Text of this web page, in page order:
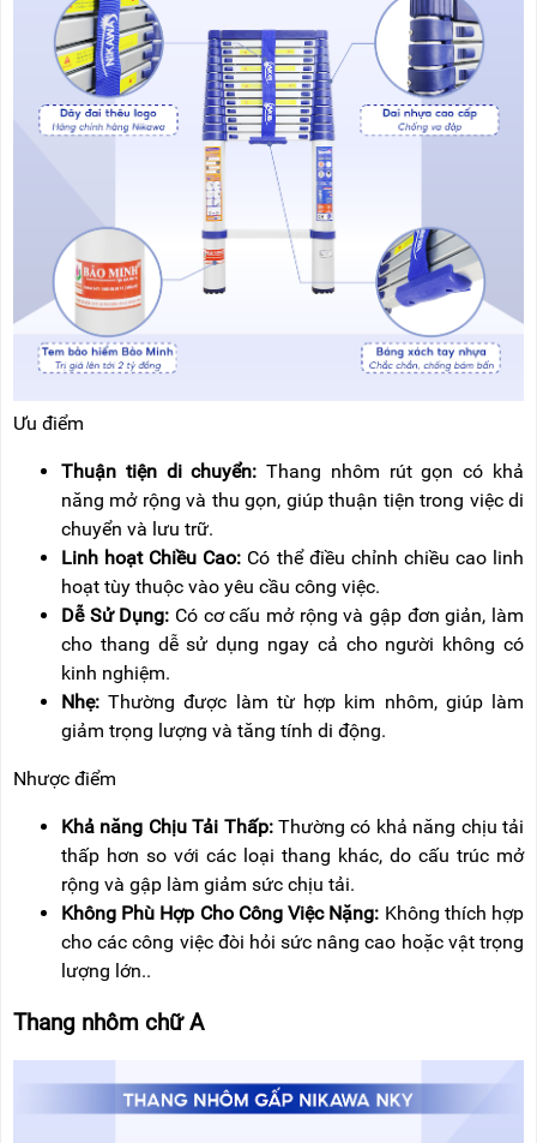
Ưu điểm
Thuận tiện di chuyển:Thang nhôm rút gọn có khả
năng mở rộng và thu gọn, giúp thuận tiện trong việc di
chuyển và lưu trữ.
Linh hoạt Chiều Cao: Có thể điều chỉnh chiều cao linh
hoạt tùy thuộc vào yêu cầu công việc.
Dễ Sử Dụng: Có cơ cấu mở rộng và gập đơn giản, làm
cho thang dễ sử dụng ngay cả cho người không có
kinh nghiệm.
Nhẹ:Thường được làm từ hợp kim nhôm, giúp làm
giảm trọng lượng và tăng tính di động.
Nhược điểm
Khả năng Chịu Tải Thấp:Thường có khả năng chịu tải
thấp hơn so với các loại thang khác, do cấu trúc mở
rộng và gập làm giảm sức chịu tải.
Không Phù Hợp Cho Công Việc Nặng: Không thích hợp
cho các công việc đòi hỏi sức nâng cao hoặc vật trọng
lượng lớn..
Thang nhôm chữ A